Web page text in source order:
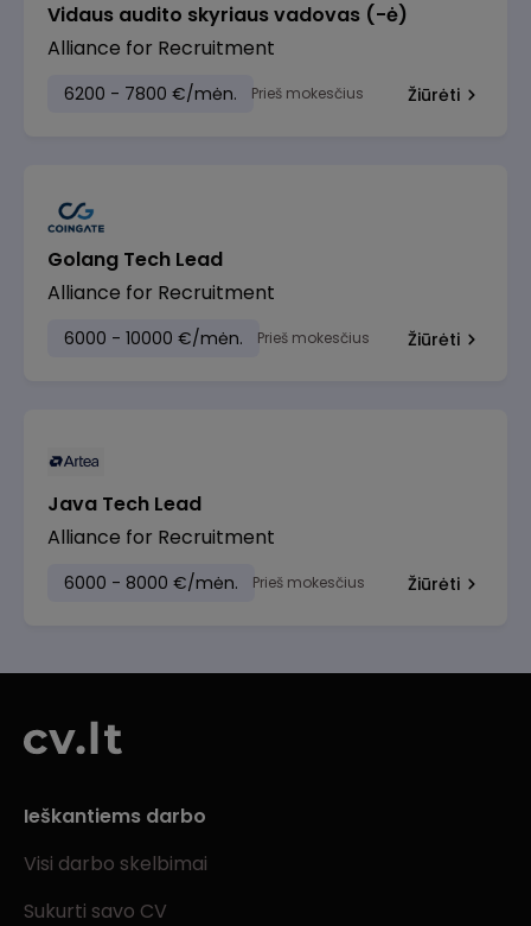
Vidaus audito skyriaus vadovas (-ė)
Alliance for Recruitment
6200 - 7800 €/mėn. Prieš mokesčius Žiūrėti
Golang Tech Lead
Alliance for Recruitment
6000 - 10000 €/mėn. Prieš mokesčius Žiūrėti
Java Tech Lead
Alliance for Recruitment
6000 - 8000 €/mėn. Prieš mokesčius Žiūrėti
Ieškantiems darbo
Visi darbo skelbimai
Sukurti savo CV